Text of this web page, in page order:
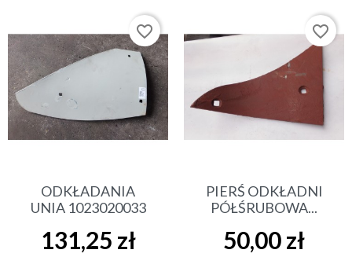
ODKŁADANIA
UNIA 1023020033
Cena
131,25 zł
favorite_border
PIERŚ ODKŁADNI
PÓŁŚRUBOWA...
Cena
50,00 zł
favorite_border